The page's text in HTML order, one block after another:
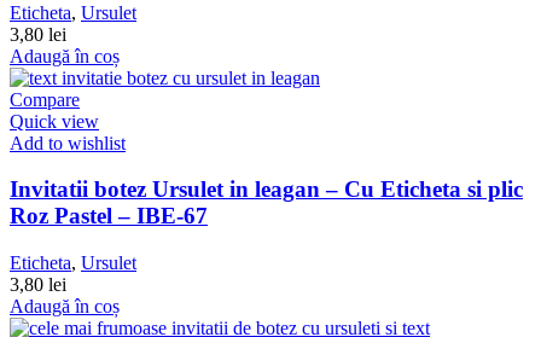
Eticheta, Ursulet
3,80 lei
Adaugă în coș
Compare
Quick view
Add to wishlist
Invitatii botez Ursulet in leagan – Cu Eticheta si plic
Roz Pastel – IBE-67
Eticheta, Ursulet
3,80 lei
Adaugă în coș